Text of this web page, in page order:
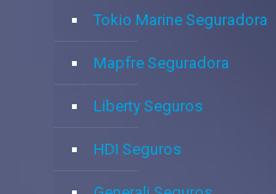
Tokio Marine Seguradora
Mapfre Seguradora
Liberty Seguros
HDI Seguros